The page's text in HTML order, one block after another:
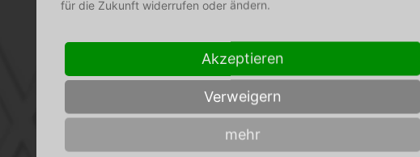
für die Zukunft widerrufen oder ändern.
Akzeptieren
Verweigern
mehr